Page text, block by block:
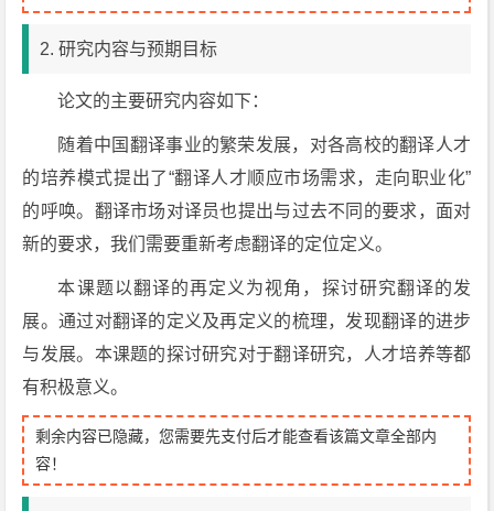
2. 研究内容与预期目标
论文的主要研究内容如下：
随着中国翻译事业的繁荣发展，对各高校的翻译人才
的培养模式提出了“翻译人才顺应市场需求，走向职业化”
的呼唤。翻译市场对译员也提出与过去不同的要求，面对
新的要求，我们需要重新考虑翻译的定位定义。
本课题以翻译的再定义为视角，探讨研究翻译的发
展。通过对翻译的定义及再定义的梳理，发现翻译的进步
与发展。本课题的探讨研究对于翻译研究，人才培养等都
有积极意义。
剩余内容已隐藏，您需要先支付后才能查看该篇文章全部内
容！